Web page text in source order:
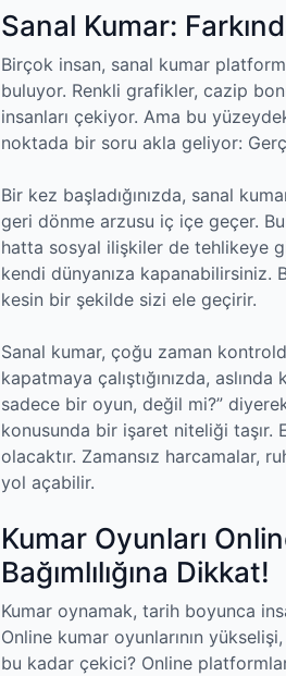
Sanal Kumar:
Birçok insan, sanal kumar
buluyor. Renkli grafikler, cazip
insanları çekiyor. Ama bu
noktada bir soru akla geliyor:
Bir kez başladığınızda, sanal
geri dönme arzusu iç içe geçer.
hatta sosyal ilişkiler de tehlikeye
kendi dünyanıza kapanabilirsiniz.
kesin bir şekilde sizi ele geçirir.
Sanal kumar, çoğu zaman
kapatmaya çalıştığınızda,
sadece bir oyun, değil mi?”
konusunda bir işaret niteliği
olacaktır. Zamansız harcamalar,
yol açabilir.
Kumar Oyunları
Bağımlılığına Dikkat!
Kumar oynamak, tarih boyunca
Online kumar oyunlarının
bu kadar çekici? Online